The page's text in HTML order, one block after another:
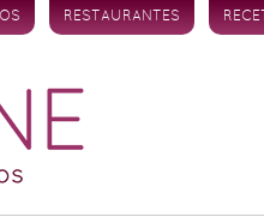
RESTAURANTES